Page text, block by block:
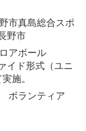
市真島総合スポ
野市
アボール
イド形式（ユニ
施。
ボランティア